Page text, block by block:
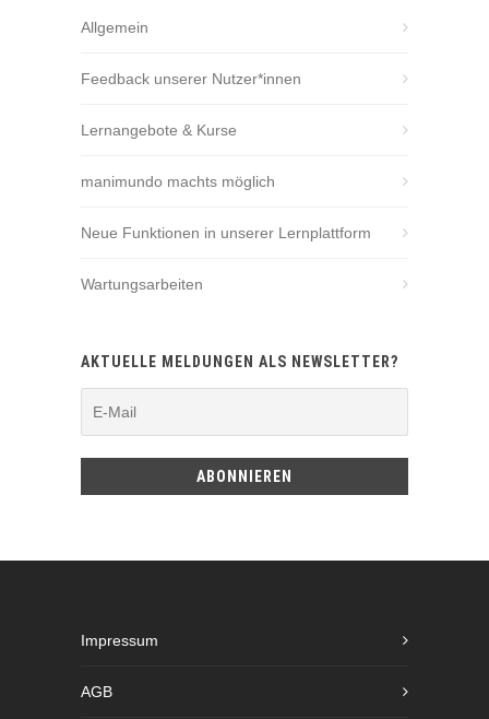
Allgemein
Feedback unserer Nutzer*innen
Lernangebote & Kurse
manimundo machts möglich
Neue Funktionen in unserer Lernplattform
Wartungsarbeiten
AKTUELLE MELDUNGEN ALS NEWSLETTER?
Impressum
AGB